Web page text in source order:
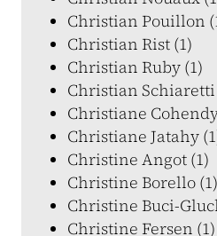
Christian Pouillon
Christian Rist (1)
Christian Ruby (1)
Christian Schiaretti
Christiane
Christiane Jatahy
Christine Angot (1)
Christine Borello (1)
Christine Buci-
Christine Fersen (1)